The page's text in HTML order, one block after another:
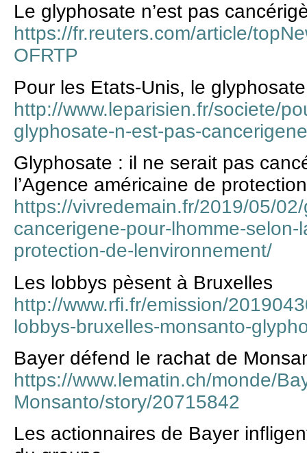
Le glyphosate n’est pas
https://fr.reuters.com/article/
OFRTP
Pour les Etats-Unis, le
http://www.leparisien.fr/societe/
glyphosate-n-est-pas-
Glyphosate : il ne serait pas
l’Agence américaine de
https://vivredemain.fr/2019/05/
cancerigene-pour-lhomme-
protection-de-lenvironnement/
Les lobbys pèsent à Bruxelles
http://www.rfi.fr/emission/
lobbys-bruxelles-monsanto-
Bayer défend le rachat de
https://www.lematin.ch/monde/
Monsanto/story/20715842
Les actionnaires de Bayer